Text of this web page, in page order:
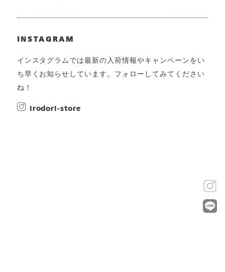
INSTAGRAM
インスタグラムでは最新の入荷情報やキャンペーンをい
ち早くお知らせしています。フォローしてみてください
ね！
irodori-store